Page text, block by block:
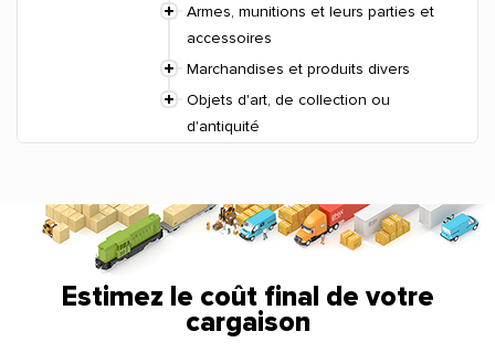
Armes, munitions et leurs parties et
accessoires
Marchandises et produits divers
Objets d'art, de collection ou
d'antiquité
Estimez le coût final de votre
cargaison